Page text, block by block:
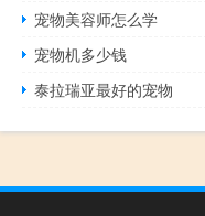
宠物美容师怎么学
宠物机多少钱
泰拉瑞亚最好的宠物